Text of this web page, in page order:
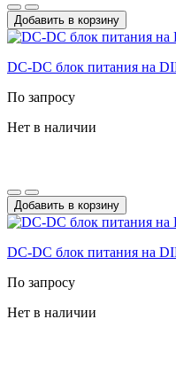
Добавить в корзину
DC-DС блок питания на
По запросу
Нет в наличии
Добавить в корзину
DC-DС блок питания на
По запросу
Нет в наличии